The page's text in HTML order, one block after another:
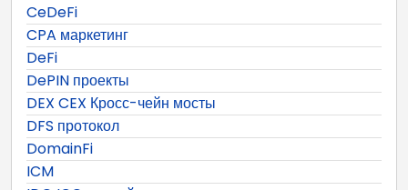
CeDeFi
CPA маркетинг
DeFi
DePIN проекты
DEX CEX Кросс-чейн мосты
DFS протокол
DomainFi
ICM